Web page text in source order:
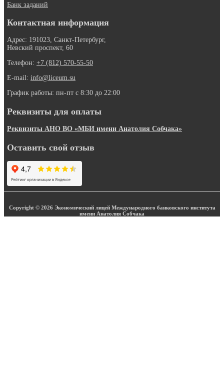
Банк заданий
Контактная информация
Адрес: 191023, Санкт-Петербург,
Невский проспект, 60
Телефон: +7 (812) 570-55-50
E-mail: info@liceum.su
График работы: пн-пт с 8:30 до 22:00
Реквизиты для оплаты
Реквизиты АНО ВО «МБИ имени Анатолия Собчака»
Оставить свой отзыв
Copyright © 2026 Экономический лицей Международного банковского института
имени Анатолия Собчака